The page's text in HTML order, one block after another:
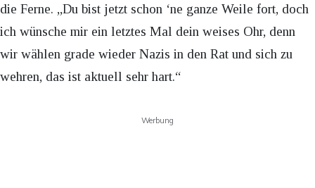
die Ferne. „Du bist jetzt schon ‘ne ganze Weile fort, doch
ich wünsche mir ein letztes Mal dein weises Ohr, denn
wir wählen grade wieder Nazis in den Rat und sich zu
wehren, das ist aktuell sehr hart.“
Werbung